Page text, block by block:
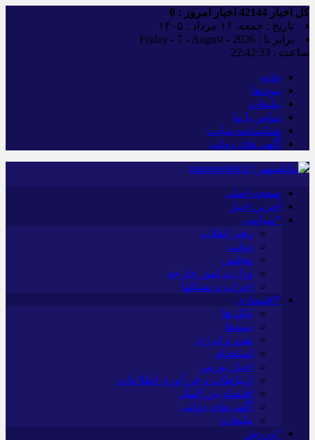
کل اخبار اخبار امروز : 0
تاریخ : جمعه, ۱۶ مرداد , ۱۴۰۵
برابر با : Friday - 7 - August - 2026
ساعت : 22:42:34
خانه
پیوندها
تبلیغات
تماس با ما
شناسنامه سایت
آگهی های دولتی
صفحه اصلی
آخرین اخبار
*سیاسی
رهبر انقلاب
دولت
مجلس
وزارت امور خارجه
احزاب و تشکلها
*اقتصادی
بانک ها
بیمه‌ها
نفت و انرژی
استخدام
اخبار بورس
ارتباطات و فن آوری اطلاعات
اقتصاد بین الملل
آگهی های دولتی
تبلیغات
*ورزش